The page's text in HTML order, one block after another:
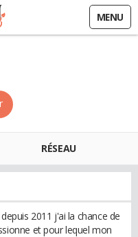
MENU
RÉSEAU
2011 j'ai la chance de
et pour lequel mon